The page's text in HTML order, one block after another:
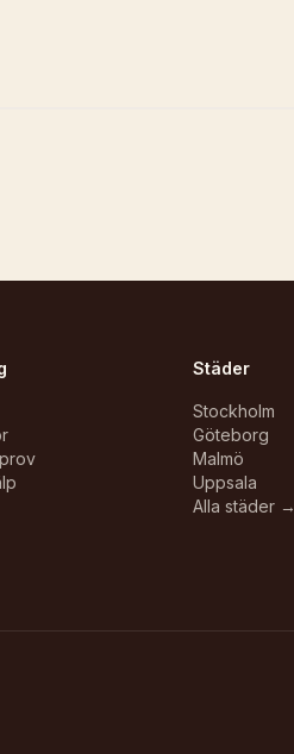
Städer
Stockholm
Göteborg
Malmö
Uppsala
Alla städer →